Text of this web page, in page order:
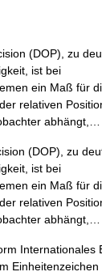
(DOP), zu
ist bei
ein Maß für
relativen
(DOP), zu
ist bei
ein Maß für
relativen
Internationales